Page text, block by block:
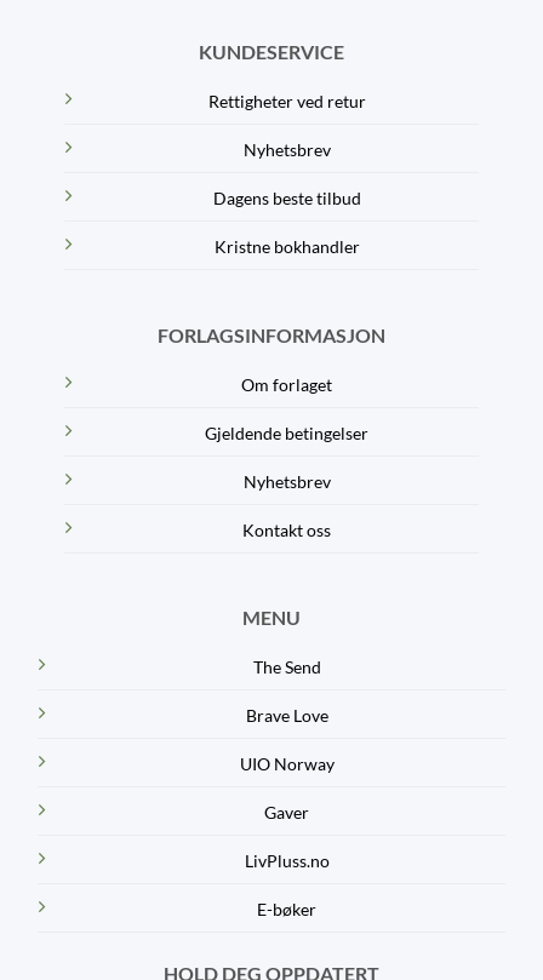
KUNDESERVICE
Rettigheter ved retur
Nyhetsbrev
Dagens beste tilbud
Kristne bokhandler
FORLAGSINFORMASJON
Om forlaget
Gjeldende betingelser
Nyhetsbrev
Kontakt oss
MENU
The Send
Brave Love
UIO Norway
Gaver
LivPluss.no
E-bøker
HOLD DEG OPPDATERT